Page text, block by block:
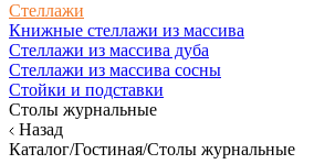
Стеллажи
Книжные стеллажи из массива
Стеллажи из массива дуба
Стеллажи из массива сосны
Стойки и подставки
Столы журнальные
Назад
Каталог/Гостиная/Столы журнальные